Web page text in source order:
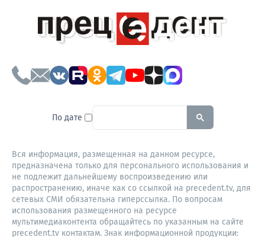
По дате To search this site, enter a
Вся информация, размещенная на данном ресурсе,
предназначена только для персонального использования и
не подлежит дальнейшему воспроизведению или
распространению, иначе как со ссылкой на precedent.tv, для
сетевых СМИ обязательна гиперссылка. По вопросам
использования размещенного на ресурсе
мультимедиаконтента обращайтесь по указанным на сайте
precedent.tv контактам. Знак информационной продукции: